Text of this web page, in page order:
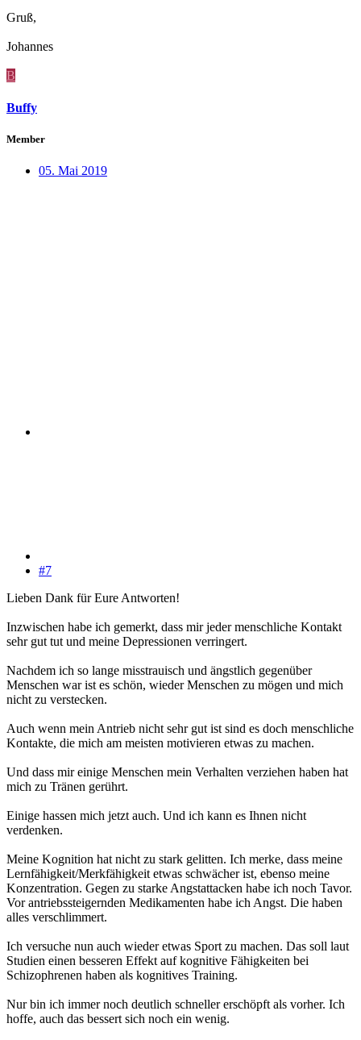
Gruß,
Johannes
B
Buffy
Member
05. Mai 2019
#7
Lieben Dank für Eure Antworten!
Inzwischen habe ich gemerkt, dass mir jeder menschliche Kontakt
sehr gut tut und meine Depressionen verringert.
Nachdem ich so lange misstrauisch und ängstlich gegenüber
Menschen war ist es schön, wieder Menschen zu mögen und mich
nicht zu verstecken.
Auch wenn mein Antrieb nicht sehr gut ist sind es doch menschliche
Kontakte, die mich am meisten motivieren etwas zu machen.
Und dass mir einige Menschen mein Verhalten verziehen haben hat
mich zu Tränen gerührt.
Einige hassen mich jetzt auch. Und ich kann es Ihnen nicht
verdenken.
Meine Kognition hat nicht zu stark gelitten. Ich merke, dass meine
Lernfähigkeit/Merkfähigkeit etwas schwächer ist, ebenso meine
Konzentration. Gegen zu starke Angstattacken habe ich noch Tavor.
Vor antriebssteigernden Medikamenten habe ich Angst. Die haben
alles verschlimmert.
Ich versuche nun auch wieder etwas Sport zu machen. Das soll laut
Studien einen besseren Effekt auf kognitive Fähigkeiten bei
Schizophrenen haben als kognitives Training.
Nur bin ich immer noch deutlich schneller erschöpft als vorher. Ich
hoffe, auch das bessert sich noch ein wenig.